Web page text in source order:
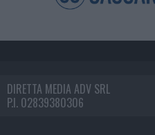
DIRETTA MEDIA ADV SRL
P.I. 02839380306